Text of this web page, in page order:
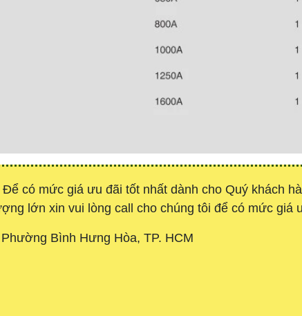
Để có mức giá ưu đãi tốt nhất dành cho Quý khách
lớn xin vui lòng call cho chúng tôi để có mức giá
Bình Hưng Hòa, TP. HCM